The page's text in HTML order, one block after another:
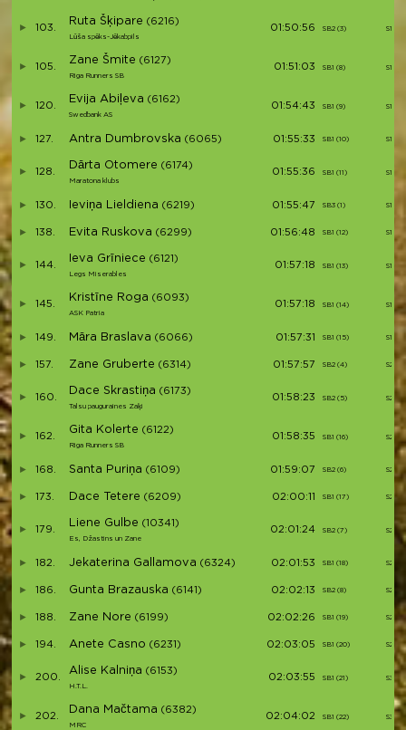
103.
Ruta Šķipare (6216)
Lūša spēks-Jēkabpils
01:50:56 SB2 (3) S10
105.
Zane Šmite (6127)
Riga Runners SB
01:51:03 SB1 (8) S11
120.
Evija Abiļeva (6162)
Swedbank AS
01:54:43 SB1 (9) S12
127. Antra Dumbrovska (6065) 01:55:33 SB1 (10) S13
128.
Dārta Otomere (6174)
Maratona klubs
01:55:36 SB1 (11) S14
130. Ieviņa Lieldiena (6219) 01:55:47 SB3 (1) S15
138. Evita Ruskova (6299) 01:56:48 SB1 (12) S16
144.
Ieva Grīniece (6121)
Legs Miserables
01:57:18 SB1 (13) S17
145.
Kristīne Roga (6093)
ASK Patria
01:57:18 SB1 (14) S18
149. Māra Braslava (6066) 01:57:31 SB1 (15) S19
157. Zane Gruberte (6314) 01:57:57 SB2 (4) S20
160.
Dace Skrastiņa (6173)
Talsu pauguraines Zaķi
01:58:23 SB2 (5) S21
162.
Gita Kolerte (6122)
Riga Runners SB
01:58:35 SB1 (16) S22
168. Santa Puriņa (6109) 01:59:07 SB2 (6) S23
173. Dace Tetere (6209) 02:00:11 SB1 (17) S24
179.
Liene Gulbe (10341)
Es, Džastins un Zane
02:01:24 SB2 (7) S25
182. Jekaterina Gallamova (6324) 02:01:53 SB1 (18) S26
186. Gunta Brazauska (6141) 02:02:13 SB2 (8) S27
188. Zane Nore (6199) 02:02:26 SB1 (19) S28
194. Anete Casno (6231) 02:03:05 SB1 (20) S29
200.
Alise Kalniņa (6153)
H.T.L.
02:03:55 SB1 (21) S30
202.
Dana Mačtama (6382)
MRC
02:04:02 SB1 (22) S31